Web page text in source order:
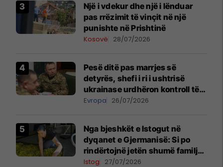
Një i vdekur dhe një i lënduar
pas rrëzimit të vinçit në një
punishte në Prishtinë
Kosovë 28/07/2026
Pesë ditë pas marrjes së
detyrës, shefi i ri i ushtrisë
ukrainase urdhëron kontroll të
madh
Evropa 26/07/2026
Nga bjeshkët e Istogut në
dyqanet e Gjermanisë: Si po
rindërtojnë jetën shumë familje
nga eksporti i bimëve mjekësore
Istog 27/07/2026